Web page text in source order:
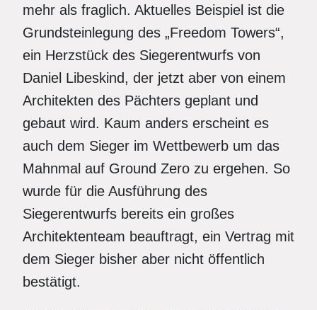
mehr als fraglich. Aktuelles Beispiel ist die
Grundsteinlegung des „Freedom Towers“,
ein Herzstück des Siegerentwurfs von
Daniel Libeskind, der jetzt aber von einem
Architekten des Pächters geplant und
gebaut wird. Kaum anders erscheint es
auch dem Sieger im Wettbewerb um das
Mahnmal auf Ground Zero zu ergehen. So
wurde für die Ausführung des
Siegerentwurfs bereits ein großes
Architektenteam beauftragt, ein Vertrag mit
dem Sieger bisher aber nicht öffentlich
bestätigt.